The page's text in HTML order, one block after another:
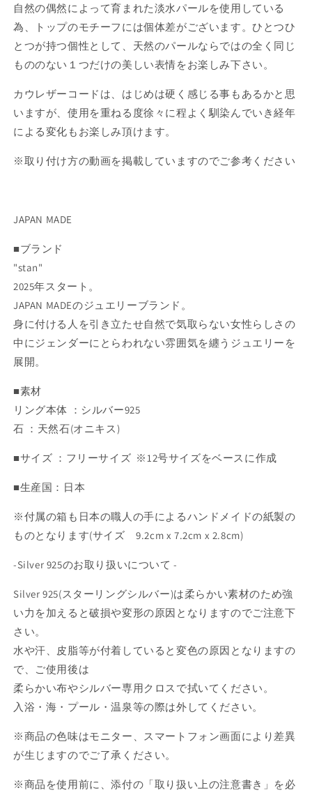
自然の偶然によって育まれた淡水パールを使用している
為、トップのモチーフには個体差がございます。ひとつひ
とつが持つ個性として、天然のパールならではの全く同じ
もののない１つだけの美しい表情をお楽しみ下さい。
カウレザーコードは、はじめは硬く感じる事もあるかと思
いますが、使用を重ねる度徐々に程よく馴染んでいき経年
による変化もお楽しみ頂けます。
※取り付け方の動画を掲載していますのでご参考ください
JAPAN MADE
■ブランド
"stan"
2025年スタート。
JAPAN MADEのジュエリーブランド。
身に付ける人を引き立たせ自然で気取らない女性らしさの
中にジェンダーにとらわれない雰囲気を纏うジュエリーを
展開。
■素材
リング本体 ：シルバー925
石 ：天然石(オニキス)
■サイズ ：フリーサイズ ※12号サイズをベースに作成
■生産国：日本
※付属の箱も日本の職人の手によるハンドメイドの紙製の
ものとなります(サイズ 9.2cm x 7.2cm x 2.8cm)
-Silver 925のお取り扱いについて -
Silver 925(スターリングシルバー)は柔らかい素材のため強
い力を加えると破損や変形の原因となりますのでご注意下
さい。
水や汗、皮脂等が付着していると変色の原因となりますの
で、ご使用後は
柔らかい布やシルバー専用クロスで拭いてください。
入浴・海・プール・温泉等の際は外してください。
※商品の色味はモニター、スマートフォン画面により差異
が生じますのでご了承ください。
※商品を使用前に、添付の「取り扱い上の注意書き」を必